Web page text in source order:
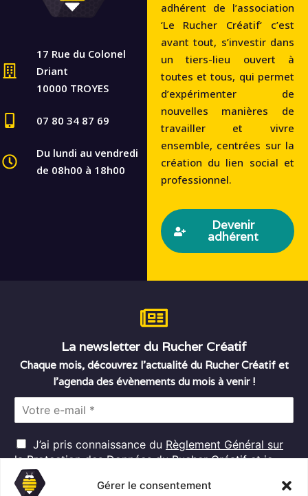
Gérer le consentement
17 Rue du Colonel
Driant
10000 TROYES
07 80 34 87 69
Du lundi au vendredi
de 08h00 à 18h00
adhérent de l’association
‘Le Rucher Créatif‘ c’est
avant tout, s’investir dans
un tiers-lieu ouvert à
toutes et tous, qui permet
d’expérimenter de
nouvelles manières de
travailler et vivre
ensemble, centrées sur la
création du lien social et
professionnel.
Devenir
adhérent
La newsletter du Rucher Créatif
Chaque mois, découvrez l’actualité du Rucher Créatif et
l’agenda des évènements du mois à venir !
l
*
R
G
D
P
J’ai pris connaissance du Règlement Général sur
la Protection des Donnéesdu Rucher Créatif et je
consens au traitement de mes données personnelles
dans ces conditions.*